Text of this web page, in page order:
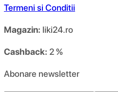
Termeni si Conditii
Magazin: liki24.ro
Cashback: 2 %
Abonare newsletter